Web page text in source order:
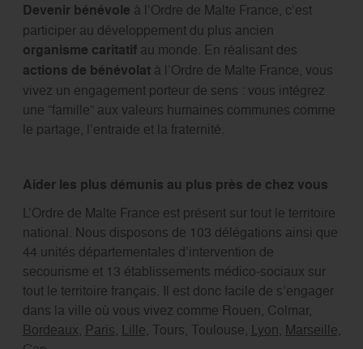
Devenir bénévole à l’Ordre de Malte France, c’est
participer au développement du plus ancien
organisme caritatifau monde. En réalisant des
actions de bénévolatà l’Ordre de Malte France, vous
vivez un engagement porteur de sens : vous intégrez
une ”famille” aux valeurs humaines communes comme
le partage, l’entraide et la fraternité.
Aider les plus démunis au plus près de chez vous
L’Ordre de Malte France est présent sur tout le territoire
national. Nous disposons de 103 délégations ainsi que
44 unités départementales d’intervention de
secourisme et 13 établissements médico-sociaux sur
tout le territoire français. Il est donc facile de s’engager
dans la ville où vous vivez comme Rouen, Colmar,
Bordeaux, Paris, Lille, Tours, Toulouse, Lyon, Marseille,